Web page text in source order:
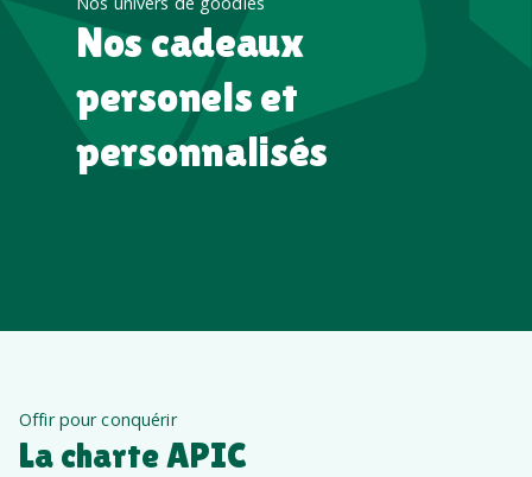
Nos cadeaux
personels et
personnalisés
Offir pour conquérir
La charte APIC